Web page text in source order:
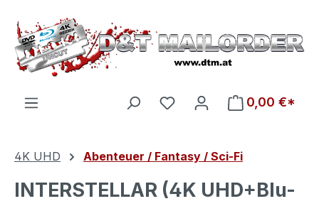
Zum Hauptinhalt springen
Du hast 0 Produkte auf
0,00 €*
4K UHD Abenteuer / Fantasy / Sci-Fi
INTERSTELLAR (4K UHD+Blu-